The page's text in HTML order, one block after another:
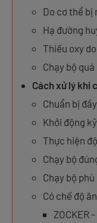
Do cơ thể bị
Hạ đường
Thiếu oxy
Chạy bộ quá
Cách xử lý khi
Chuẩn bị
Khởi động
Thực hiện
Chạy bộ
Chạy bộ
Có chế độ
ZOCKER